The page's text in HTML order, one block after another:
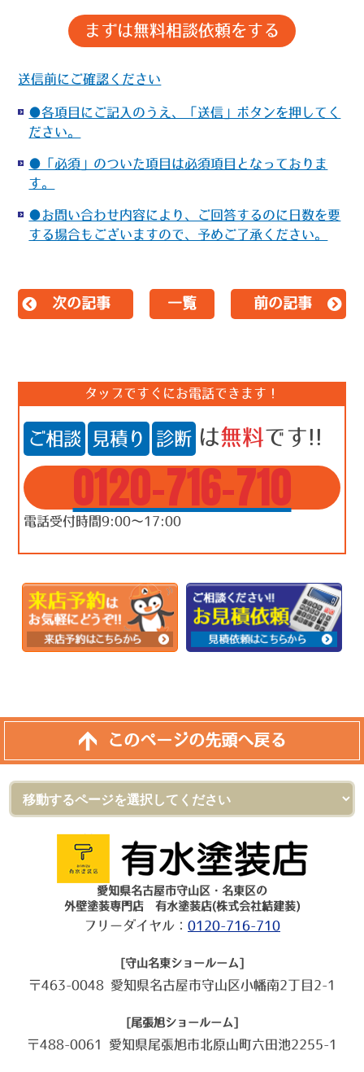
送信前にご確認ください
●各項目にご記入のうえ、「送信」ボタンを押してく
ださい。
●「必須」のついた項目は必須項目となっておりま
す。
●お問い合わせ内容により、ご回答するのに日数を要
する場合もございますので、予めご了承ください。
次の記事 一覧 前の記事
タップですぐにお電話できます！
ご相談 見積り 診断 は無料です!!
0120-716-710
電話受付時間9:00～17:00
このページの先頭へ戻る
愛知県名古屋市守山区・名東区の
外壁塗装専門店 有水塗装店(株式会社結建装)
フリーダイヤル： 0120-716-710
[守山名東ショールーム]
〒463-0048 愛知県名古屋市守山区小幡南2丁目2-1
[尾張旭ショールーム]
〒488-0061 愛知県尾張旭市北原山町六田池2255-1